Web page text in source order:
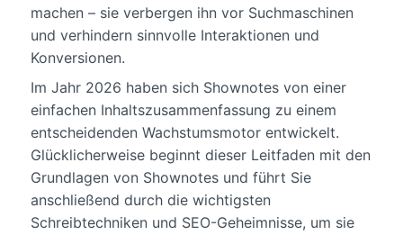
machen – sie verbergen ihn vor Suchmaschinen
und verhindern sinnvolle Interaktionen und
Konversionen.
Im Jahr 2026 haben sich Shownotes von einer
einfachen Inhaltszusammenfassung zu einem
entscheidenden Wachstumsmotor entwickelt.
Glücklicherweise beginnt dieser Leitfaden mit den
Grundlagen von Shownotes und führt Sie
anschließend durch die wichtigsten
Schreibtechniken und SEO-Geheimnisse, um sie